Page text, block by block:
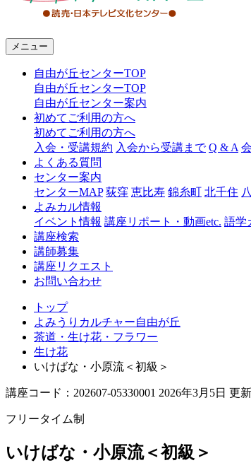
ャ
自
由
メニュー
自由が丘センターTOP
自由が丘センターTOP
自由が丘センター案内
初めてご利用の方へ
初めてご利用の方へ
入会・受講規約 入会から受講まで Q & A
よくある質問
センター案内
センターMAP 荻窪 恵比寿 錦糸町 北千住
よみカル情報
イベント情報 講座リポート・動画etc. 語学
講座検索
講師募集
講座リクエスト
お問い合わせ
トップ
よみうりカルチャー自由が丘
茶道・生け花・フラワー
生け花
いけばな・小原流＜初級＞
講座コード：202607-05330001 2026年3月5日 更新
フリータイム制
いけばな・小原流＜初級＞